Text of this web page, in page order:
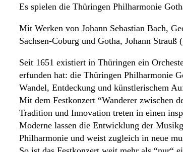
Es spielen die Thüringen Philharmonie
Mit Werken von Johann Sebastian Bach,
Sachsen-Coburg und Gotha, Johann
Seit 1651 existiert in Thüringen ein
erfunden hat: die Thüringen Philharmonie
Wandel, Entdeckung und künstlerischem
Mit dem Festkonzert “Wanderer zwischen
Tradition und Innovation treten in einen
Moderne lassen die Entwicklung der
Philharmonie und weist zugleich in neue